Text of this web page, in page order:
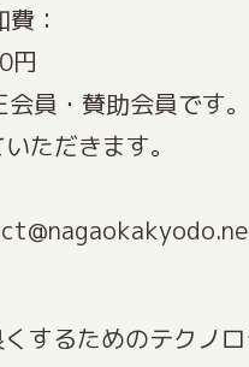
：
円
員・賛助会員です
ただきます。
するためのテクノ